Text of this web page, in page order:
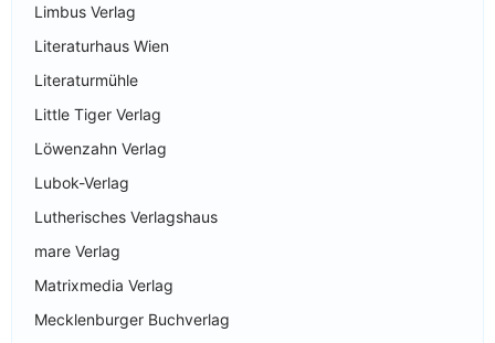
Limbus Verlag
Literaturhaus Wien
Literaturmühle
Little Tiger Verlag
Löwenzahn Verlag
Lubok-Verlag
Lutherisches Verlagshaus
mare Verlag
Matrixmedia Verlag
Mecklenburger Buchverlag